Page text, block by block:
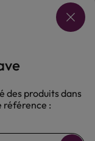
AVEC MODÉRATION.
des produits dans
référence :